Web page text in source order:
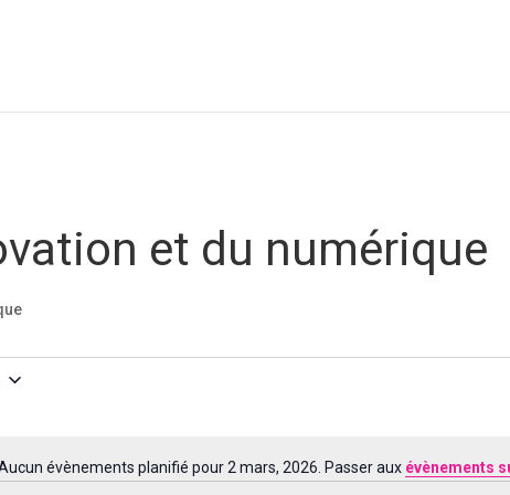
et du numérique
Notice
évènements planifié pour 2 mars, 2026. Passer aux évènements